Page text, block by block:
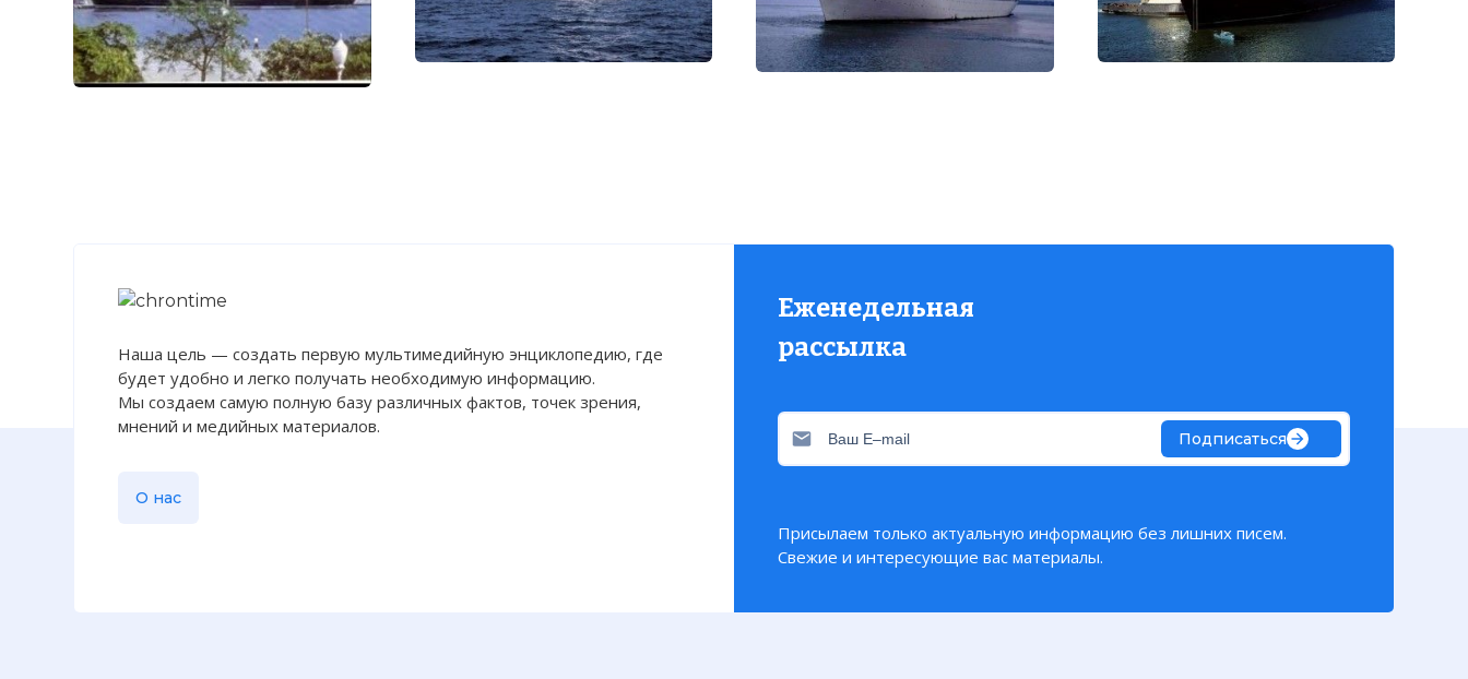
Фото статьи:
Наша цель — создать первую мультимедийную энциклопедию, где
будет удобно и легко получать необходимую информацию.
Мы создаем самую полную базу различных фактов, точек зрения,
мнений и медийных материалов.
О нас
Еженедельная
рассылка
Подписаться
Присылаем только актуальную информацию без лишних писем.
Свежие и интересующие вас материалы.